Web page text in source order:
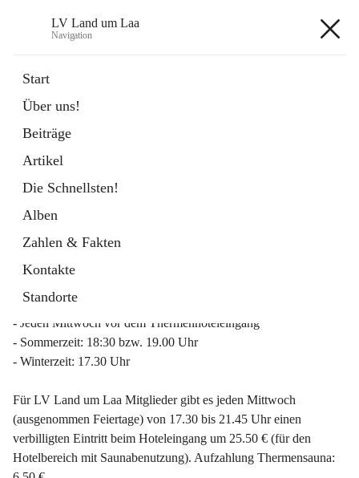
LV Land um Laa
Navigation
Start
Über uns!
Beiträge
Artikel
Die Schnellsten!
Alben
Zahlen & Fakten
Kontakte
Standorte
Externe Webseite
in
Tab
Mitgliederinfo 2026
Lauftreff
- Jeden Mittwoch vor dem Thermenhoteleingang
- Sommerzeit: 18:30 bzw. 19.00 Uhr
- Winterzeit: 17.30 Uhr
Für LV Land um Laa Mitglieder gibt es jeden Mittwoch
(ausgenommen Feiertage) von 17.30 bis 21.45 Uhr einen
verbilligten Eintritt beim Hoteleingang um 25.50 € (für den
Hotelbereich mit Saunabenutzung). Aufzahlung Thermensauna: